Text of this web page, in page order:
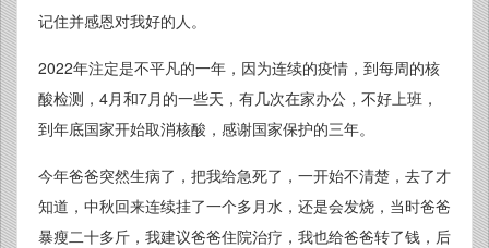
记住并感恩对我好的人。
2022年注定是不平凡的一年，因为连续的疫情，到每周的核
酸检测，4月和7月的一些天，有几次在家办公，不好上班，
到年底国家开始取消核酸，感谢国家保护的三年。
今年爸爸突然生病了，把我给急死了，一开始不清楚，去了才
知道，中秋回来连续挂了一个多月水，还是会发烧，当时爸爸
暴瘦二十多斤，我建议爸爸住院治疗，我也给爸爸转了钱，后